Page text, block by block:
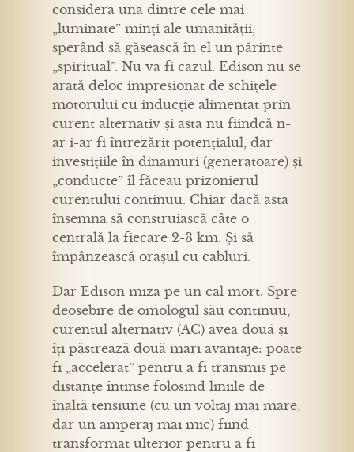
considera una dintre cele mai
„luminate” minți ale umanității,
sperând să găsească în el un părinte
„spiritual”. Nu va fi cazul. Edison nu se
arată deloc impresionat de schițele
motorului cu inducție alimentat prin
curent alternativ și asta nu fiindcă n-
ar i-ar fi întrezărit potențialul, dar
investițiile în dinamuri (generatoare) și
„conducte” îl făceau prizonierul
curentului continuu. Chiar dacă asta
însemna să construiască câte o
centrală la fiecare 2-3 km. Și să
împânzească orașul cu cabluri.
Dar Edison miza pe un cal mort. Spre
deosebire de omologul său continuu,
curentul alternativ (AC) avea două și
îți păstrează două mari avantaje: poate
fi „accelerat” pentru a fi transmis pe
distanțe întinse folosind liniile de
înaltă tensiune (cu un voltaj mai mare,
dar un amperaj mai mic) fiind
transformat ulterior pentru a fi